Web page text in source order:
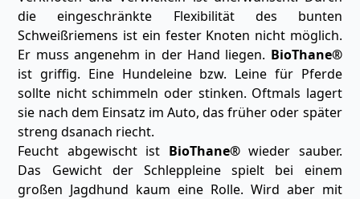
die eingeschränkte Flexibilität des bunten
Schweißriemens ist ein fester Knoten nicht möglich.
Er muss angenehm in der Hand liegen. BioThane®
ist griffig. Eine Hundeleine bzw. Leine für Pferde
sollte nicht schimmeln oder stinken. Oftmals lagert
sie nach dem Einsatz im Auto, das früher oder später
streng dsanach riecht.
Feucht abgewischt ist BioThane®wieder sauber.
Das Gewicht der Schleppleine spielt bei einem
großen Jagdhund kaum eine Rolle. Wird aber mit